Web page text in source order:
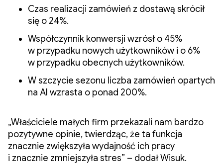
Czas realizacji zamówień z dostawą skrócił
się o 24%.
Współczynnik konwersji wzrósł o 45%
w przypadku nowych użytkowników i o 6%
w przypadku obecnych użytkowników.
W szczycie sezonu liczba zamówień opartych
na AI wzrasta o ponad 200%.
„Właściciele małych firm przekazali nam bardzo
pozytywne opinie, twierdząc, że ta funkcja
znacznie zwiększyła wydajność ich pracy
i znacznie zmniejszyła stres” – dodał Wisuk.